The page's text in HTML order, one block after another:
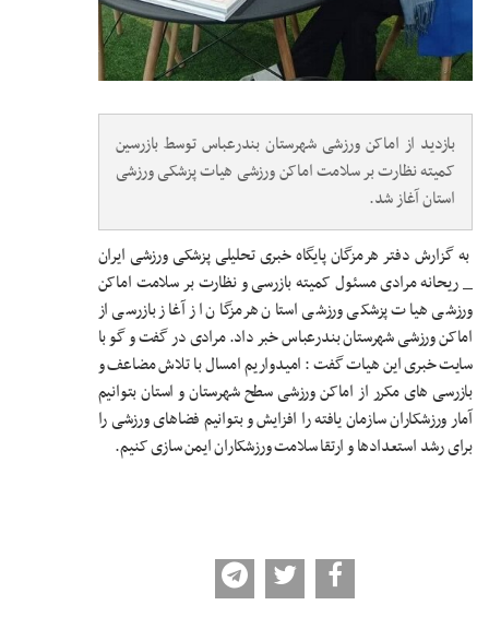
بازدید از اماکن ورزشی شهرستان بندرعباس توسط بازرسین
کمیته نظارت بر سلامت اماکن ورزشی هیات پزشکی ورزشی
استان آغاز شد.
به گزارش دفتر هرمزگان پایگاه خبری تحلیلی پزشکی ورزشی ایران
_ ریحانه مرادی مسئول کمیته بازرسی و نظارت بر سلامت اماکن
ورزشی هیات پزشکی ورزشی استان هرمزگان از آغاز بازرسی از
اماکن ورزشی شهرستان بندرعباس خبر داد. مرادی در گفت و گو با
سایت خبری این هیات گفت : امیدواریم امسال با تلاش مضاعف و
بازرسی های مکرر از اماکن ورزشی سطح شهرستان و استان بتوانیم
آمار ورزشکاران سازمان یافته را افزایش و بتوانیم فضاهای ورزشی را
برای رشد استعدادها و ارتقا سلامت ورزشکاران ایمن سازی کنیم.